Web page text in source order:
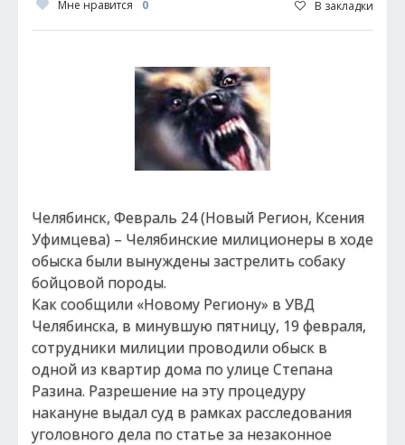
Мне нравится 0 В закладки
Челябинск, Февраль 24 (Новый Регион, Ксения
Уфимцева) – Челябинские милиционеры в ходе
обыска были вынуждены застрелить собаку
бойцовой породы.
Как сообщили «Новому Региону» в УВД
Челябинска, в минувшую пятницу, 19 февраля,
сотрудники милиции проводили обыск в
одной из квартир дома по улице Степана
Разина. Разрешение на эту процедуру
накануне выдал суд в рамках расследования
уголовного дела по статье за незаконное